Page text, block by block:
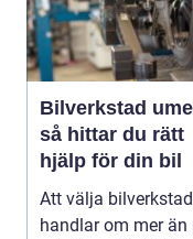
Bilverkstad
så hittar du rätt
hjälp för din bil
Att välja bilverkstad
handlar om mer än